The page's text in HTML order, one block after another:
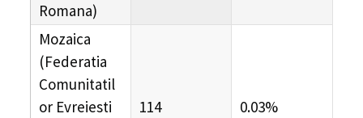
Romana)
Mozaica
(Federatia
Comunitatil
or Evreiesti
114 0.03%